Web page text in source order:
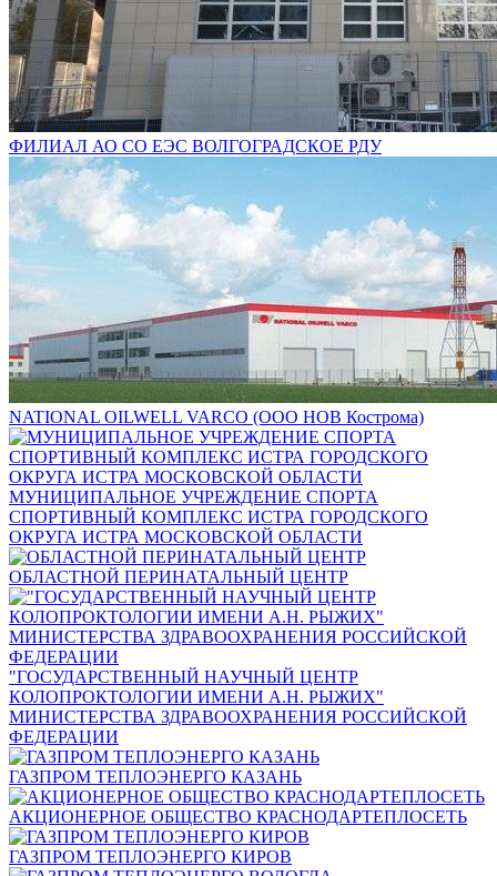
ФИЛИАЛ АО СО ЕЭС ВОЛГОГРАДСКОЕ РДУ
NATIONAL OILWELL VARCO (ООО НОВ Кострома)
МУНИЦИПАЛЬНОЕ УЧРЕЖДЕНИЕ СПОРТА
СПОРТИВНЫЙ КОМПЛЕКС ИСТРА ГОРОДСКОГО
ОКРУГА ИСТРА МОСКОВСКОЙ ОБЛАСТИ
ОБЛАСТНОЙ ПЕРИНАТАЛЬНЫЙ ЦЕНТР
"ГОСУДАРСТВЕННЫЙ НАУЧНЫЙ ЦЕНТР
КОЛОПРОКТОЛОГИИ ИМЕНИ А.Н. РЫЖИХ"
МИНИСТЕРСТВА ЗДРАВООХРАНЕНИЯ РОССИЙСКОЙ
ФЕДЕРАЦИИ
ГАЗПРОМ ТЕПЛОЭНЕРГО КАЗАНЬ
АКЦИОНЕРНОЕ ОБЩЕСТВО КРАСНОДАРТЕПЛОСЕТЬ
ГАЗПРОМ ТЕПЛОЭНЕРГО КИРОВ